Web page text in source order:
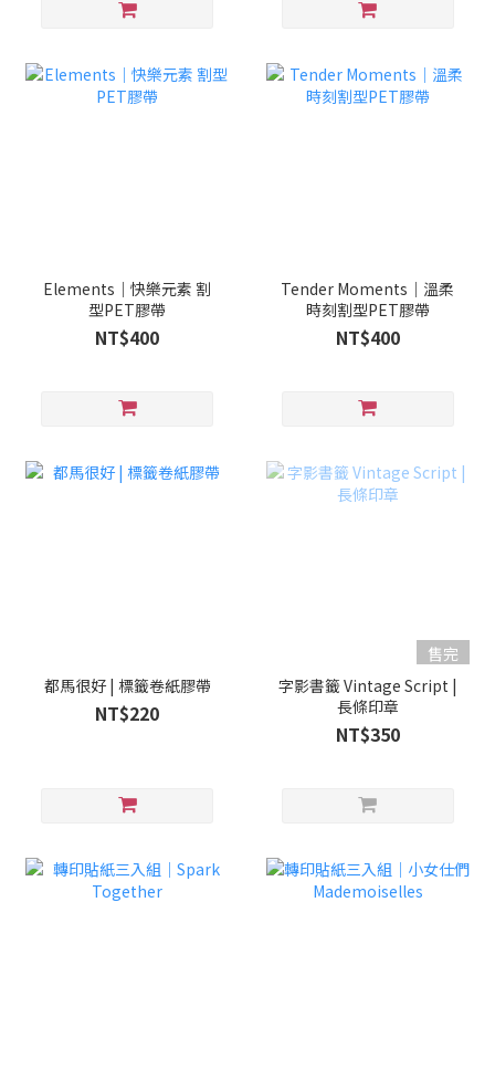
Elements｜快樂元素 割
型PET膠帶
NT$400
Tender Moments｜溫柔
時刻割型PET膠帶
NT$400
都馬很好 | 標籤卷紙膠帶
NT$220
售完
字影書籤 Vintage Script |
長條印章
NT$350